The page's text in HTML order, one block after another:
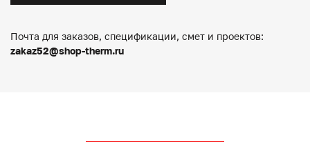
Почта для заказов, спецификации, смет и проектов:
zakaz52@shop-therm.ru